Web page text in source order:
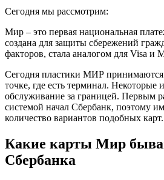
Сегодня мы рассмотрим:
Мир – это первая национальная
создана для защиты сбережений
факторов, стала аналогом для Visa и
Сегодня пластики МИР
точке, где есть терминал.
обслуживание за границей. Первым
системой начал Сбербанк, поэтому
количество вариантов подобных карт.
Какие карты Мир
Сбербанка